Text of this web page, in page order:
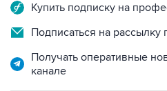
Купить подписку на
Подписаться на рассылку
Получать оперативные
канале